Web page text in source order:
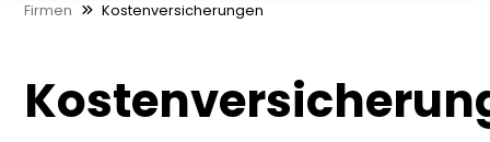
Firmen Kostenversicherungen